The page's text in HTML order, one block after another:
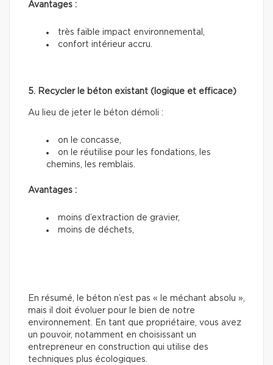
Avantages :
très faible impact environnemental,
confort intérieur accru.
5. Recycler le béton existant (logique et efficace)
Au lieu de jeter le béton démoli :
on le concasse,
on le réutilise pour les fondations, les
chemins, les remblais.
Avantages :
moins d’extraction de gravier,
moins de déchets,
En résumé, le béton n’est pas « le méchant absolu »,
mais il doit évoluer pour le bien de notre
environnement. En tant que propriétaire, vous avez
un pouvoir, notamment en choisissant un
entrepreneur en construction qui utilise des
techniques plus écologiques.